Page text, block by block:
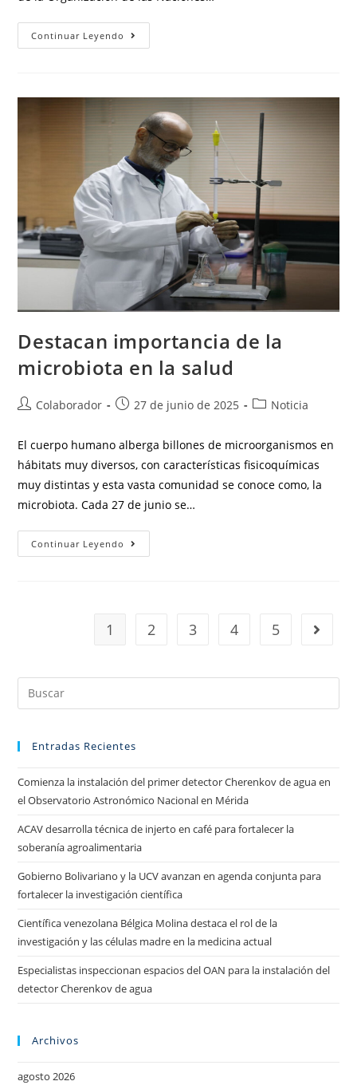
Continuar Leyendo
Destacan importancia de la
microbiota en la salud
Colaborador 27 de junio de 2025 Noticia
El cuerpo humano alberga billones de microorganismos en
hábitats muy diversos, con características fisicoquímicas
muy distintas y esta vasta comunidad se conoce como, la
microbiota. Cada 27 de junio se…
Continuar Leyendo
1 2 3 4 5
Entradas Recientes
Comienza la instalación del primer detector Cherenkov de agua en
el Observatorio Astronómico Nacional en Mérida
ACAV desarrolla técnica de injerto en café para fortalecer la
soberanía agroalimentaria
Gobierno Bolivariano y la UCV avanzan en agenda conjunta para
fortalecer la investigación científica
Científica venezolana Bélgica Molina destaca el rol de la
investigación y las células madre en la medicina actual
Especialistas inspeccionan espacios del OAN para la instalación del
detector Cherenkov de agua
Archivos
agosto 2026